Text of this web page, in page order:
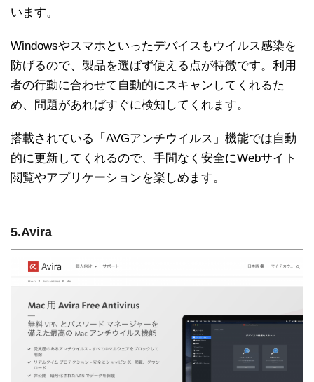
います。
Windowsやスマホといったデバイスもウイルス感染を
防げるので、製品を選ばず使える点が特徴です。利用
者の行動に合わせて自動的にスキャンしてくれるた
め、問題があればすぐに検知してくれます。
搭載されている「AVGアンチウイルス」機能では自動
的に更新してくれるので、手間なく安全にWebサイト
閲覧やアプリケーションを楽しめます。
5.Avira